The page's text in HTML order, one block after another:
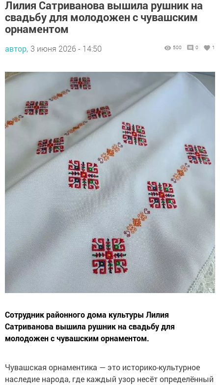
Лилия Сатриванова вышила рушник на
свадьбу для молодожен с чувашским
орнаментом
автор, 3 июня 2026 - 14:50 500 0 1
Сотрудник районного дома культуры Лилия
Сатриванова вышила рушник на свадьбу для
молодожен с чувашским орнаментом.
Чувашская орнаментика — это историко-культурное
наследие народа, где каждый узор несёт определённый